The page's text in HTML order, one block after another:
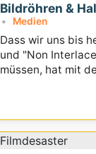
Bildröhren &
Medien
Dass wir uns bis
und "Non
müssen, hat mit